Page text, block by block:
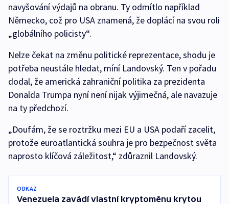
navyšování výdajů na obranu. Ty odmítlo například
Německo, což pro USA znamená, že doplácí na svou roli
„globálního policisty“.
Nelze čekat na změnu politické reprezentace, shodu je
potřeba neustále hledat, míní Landovský. Ten v pořadu
dodal, že americká zahraniční politika za prezidenta
Donalda Trumpa nyní není nijak výjimečná, ale navazuje
na ty předchozí.
„Doufám, že se roztržku mezi EU a USA podaří zacelit,
protože euroatlantická souhra je pro bezpečnost světa
naprosto klíčová záležitost,“ zdůraznil Landovský.
ODKAZ
Venezuela zavádí vlastní kryptoměnu krytou